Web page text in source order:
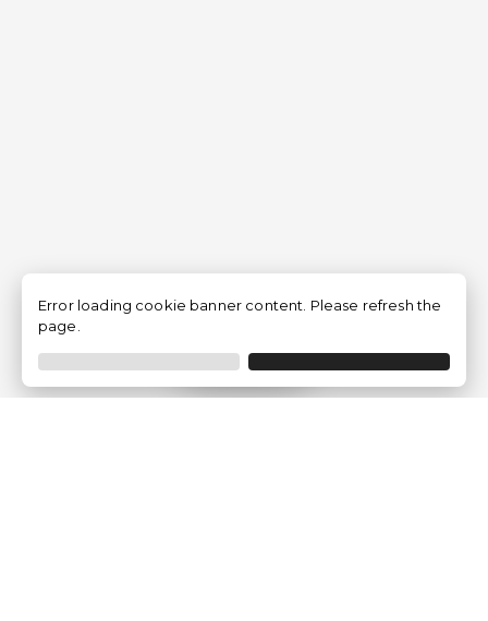
Filtrar
Error loading cookie banner content. Please refresh the
page.